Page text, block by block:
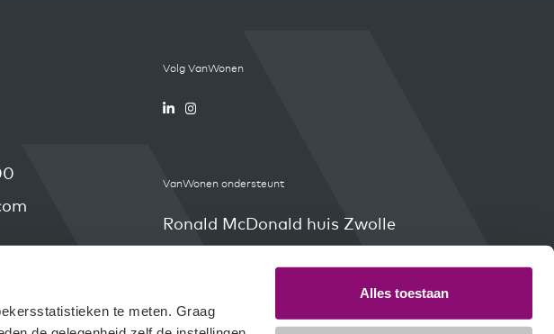
te meten. Graag
Alles toestaan
Volg VanWonen
VanWonen ondersteunt
Ronald McDonald huis Zwolle